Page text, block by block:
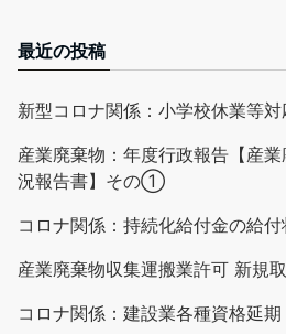
最近の投稿
新型コロナ関係：小学校休業等
産業廃棄物：年度行政報告【産
況報告書】その①
コロナ関係：持続化給付金の給
産業廃棄物収集運搬業許可 新規取
コロナ関係：建設業各種資格延